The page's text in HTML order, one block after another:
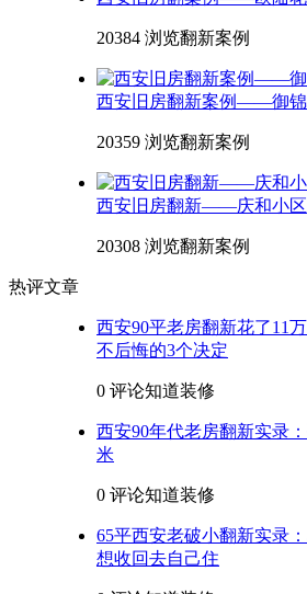
20384 浏览翻新案例
西安旧房翻新案例——御锦
20359 浏览翻新案例
西安旧房翻新——庆和小区
20308 浏览翻新案例
热评文章
西安90平老房翻新花了11
不后悔的3个决定
0 评论知道装修
西安90年代老房翻新实录
米
0 评论知道装修
65平西安老破小翻新实录
想收回去自己住